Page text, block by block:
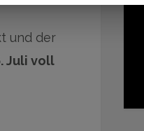
und der
Juli voll